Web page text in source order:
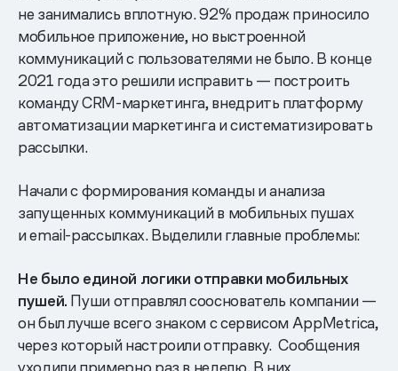
не занимались вплотную. 92% продаж приносило
мобильное приложение, но выстроенной
коммуникаций с пользователями не было. В конце
2021 года это решили исправить — построить
команду CRM-маркетинга, внедрить платформу
автоматизации маркетинга и систематизировать
рассылки.
Начали с формирования команды и анализа
запущенных коммуникаций в мобильных пушах
и email-рассылках. Выделили главные проблемы:
Не было единой логики отправки мобильных
пушей. Пуши отправлял сооснователь компании —
он был лучше всего знаком с сервисом AppMetrica,
через который настроили отправку. Сообщения